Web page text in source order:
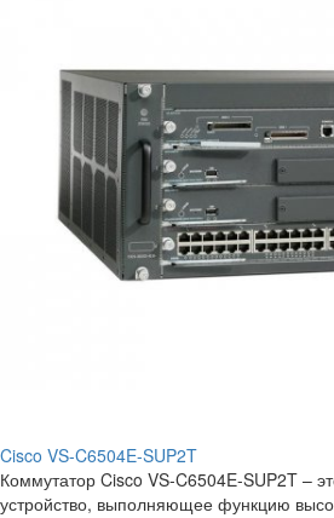
Cisco VS-C6504E-SUP2T
Коммутатор Cisco VS-C6504E-SUP2T –
устройство, выполняющее функцию